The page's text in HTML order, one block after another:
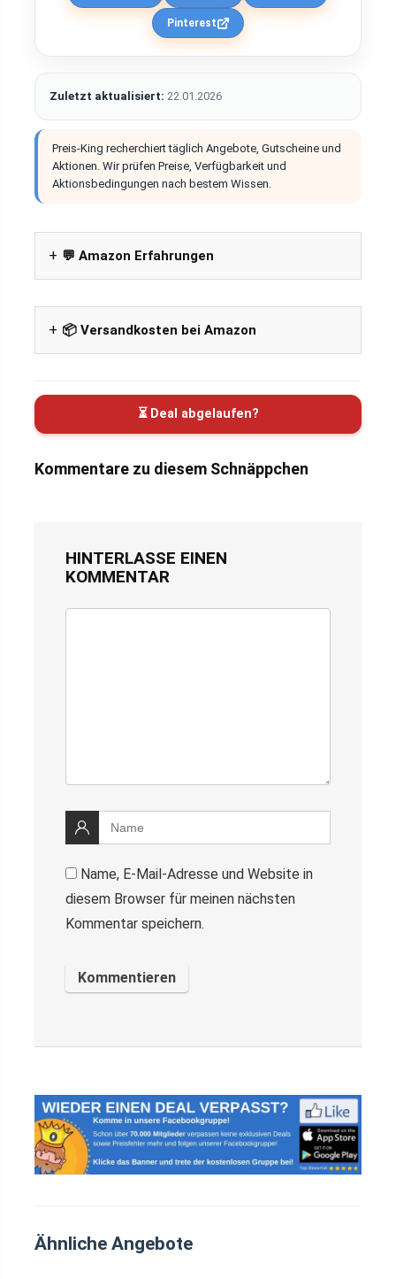
Pinterest
Zuletzt aktualisiert: 22.01.2026
Preis-King recherchiert täglich Angebote, Gutscheine und
Aktionen. Wir prüfen Preise, Verfügbarkeit und
Aktionsbedingungen nach bestem Wissen.
💬 Amazon Erfahrungen
📦 Versandkosten bei Amazon
⏳ Deal abgelaufen?
Kommentare zu diesem Schnäppchen
HINTERLASSE EINEN
KOMMENTAR
Name, E-Mail-Adresse und Website in
diesem Browser für meinen nächsten
Kommentar speichern.
Ähnliche Angebote